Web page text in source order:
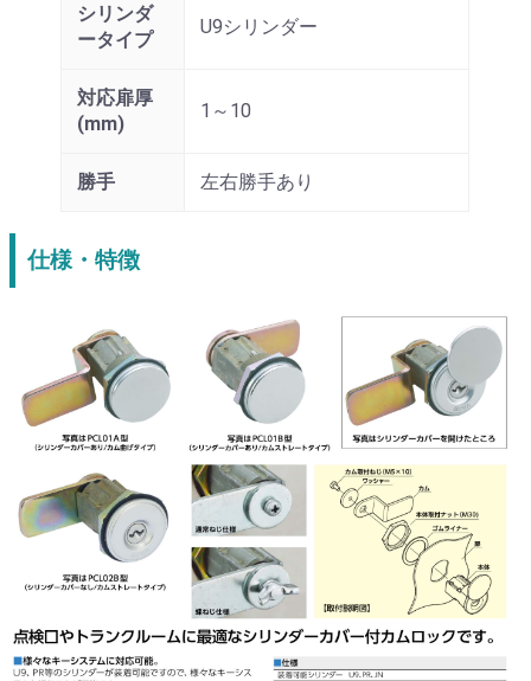
シリンダ
ータイプ
U9シリンダー
対応扉厚
(mm)
1～10
勝手 左右勝手あり
仕様・特徴